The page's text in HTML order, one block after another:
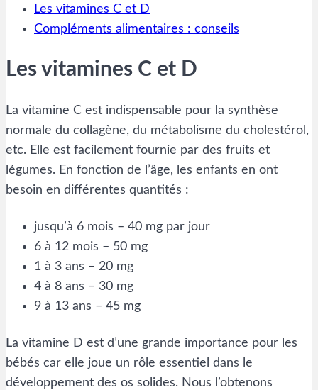
Les vitamines C et D
Compléments alimentaires : conseils
Les vitamines C et D
La vitamine C est indispensable pour la synthèse
normale du collagène, du métabolisme du cholestérol,
etc. Elle est facilement fournie par des fruits et
légumes. En fonction de l’âge, les enfants en ont
besoin en différentes quantités :
jusqu’à 6 mois – 40 mg par jour
6 à 12 mois – 50 mg
1 à 3 ans – 20 mg
4 à 8 ans – 30 mg
9 à 13 ans – 45 mg
La vitamine D est d’une grande importance pour les
bébés car elle joue un rôle essentiel dans le
développement des os solides. Nous l’obtenons